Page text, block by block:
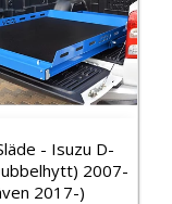
- Isuzu D-
2007-
2017-)